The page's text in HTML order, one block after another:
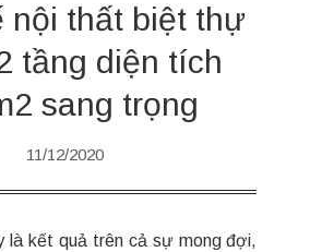
nội thất biệt thự
tầng diện tích
sang trọng
11/12/2020
là kết quả trên cả sự mong đợi,